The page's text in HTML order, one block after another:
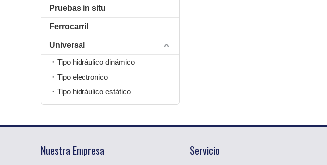
Pruebas in situ
Ferrocarril
Universal
Tipo hidráulico dinámico
Tipo electronico
Tipo hidráulico estático
Nuestra Empresa Servicio